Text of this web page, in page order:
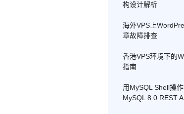
构设计解析
海外VPS上
章故障排查
香港VPS环境下的
指南
用MySQL Shell操
MySQL 8.0 REST